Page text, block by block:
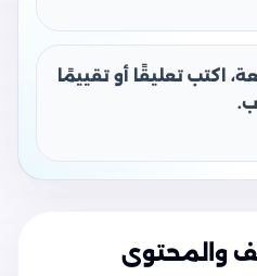
اكتب تعليقًا أو تقييمًا
والمحتوى